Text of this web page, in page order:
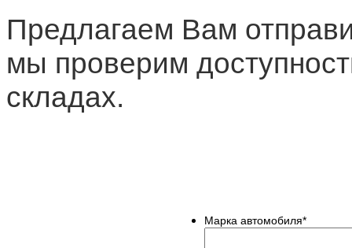
Предлагаем Вам
мы проверим
складах.
Марка автомобиля*